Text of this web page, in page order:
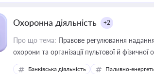
Охоронна діяльність +2
Про що тема: Правове регулювання
охорони та організації пультової й фізичної
Банківська діяльність Паливно-